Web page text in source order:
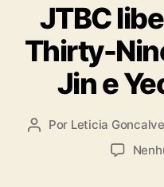
JTBC
Thirty-
Jin e
A Por Leticia